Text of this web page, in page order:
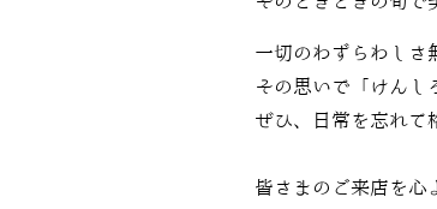
一切のわずらわしさ
その思いで「けんし
ぜひ、日常を忘れて
皆さまのご来店を心